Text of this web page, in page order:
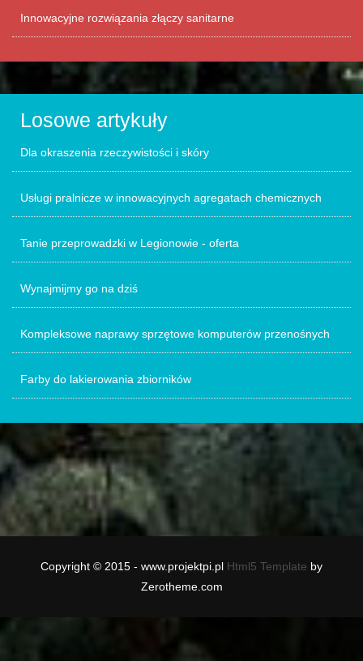
Innowacyjne rozwiązania złączy sanitarne
Losowe artykuły
Dla okraszenia rzeczywistości i skóry
Usługi pralnicze w innowacyjnych agregatach chemicznych
Tanie przeprowadzki w Legionowie - oferta
Wynajmijmy go na dziś
Kompleksowe naprawy sprzętowe komputerów przenośnych
Farby do lakierowania zbiorników
Copyright © 2015 - www.projektpi.pl Html5 Template by
Zerotheme.com